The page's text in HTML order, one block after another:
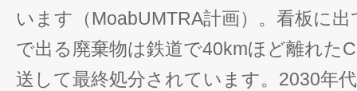
います（MoabUMTRA計画）。看板に
で出る廃棄物は鉄道で40kmほど離れた
送して最終処分されています。2030年